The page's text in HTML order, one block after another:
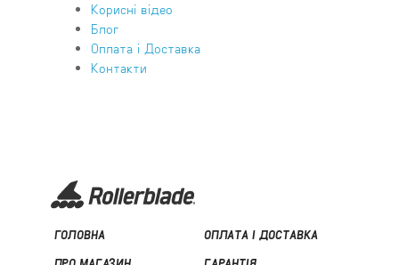
Корисні відео
Блог
Оплата і Доставка
Контакти
ГОЛОВНА
ОПЛАТА І ДОСТАВКА